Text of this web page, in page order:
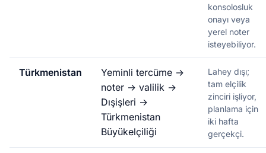
konsolosluk
onayı veya
yerel noter
isteyebiliyor.
Türkmenistan
Yeminli tercüme →
noter → valilik →
Dışişleri →
Türkmenistan
Büyükelçiliği
Lahey dışı;
tam elçilik
zinciri işliyor,
planlama için
iki hafta
gerçekçi.